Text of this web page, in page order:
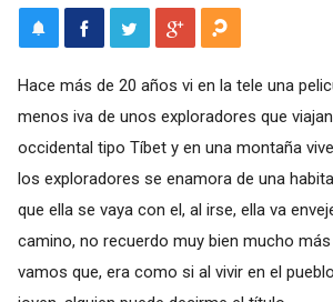
Hace más de 20 años vi en la tele una
menos iva de unos exploradores que
occidental tipo Tíbet y en una montaña
los exploradores se enamora de una
que ella se vaya con el, al irse, ella va
camino, no recuerdo muy bien mucho
vamos que, era como si al vivir en el